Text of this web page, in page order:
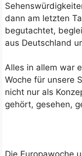
dann am letzten
begutachtet,
aus Deutschland
Alles in allem war
Woche für unsere
nicht nur als
gehört, gesehen,